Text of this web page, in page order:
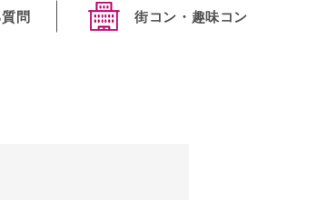
問 街コン・趣味コン